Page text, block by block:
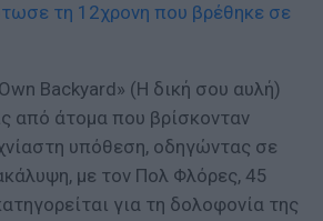
τη 12χρονη που βρέθηκε σε
Backyard» (Η δική σου αυλή)
από άτομα που βρίσκονταν
υπόθεση, οδηγώντας σε
με τον Πολ Φλόρες, 45
για τη δολοφονία της